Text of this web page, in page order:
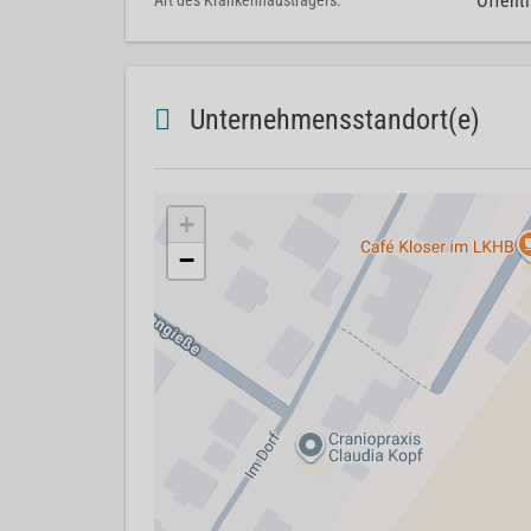
Unternehmensstandort(e)
+
−